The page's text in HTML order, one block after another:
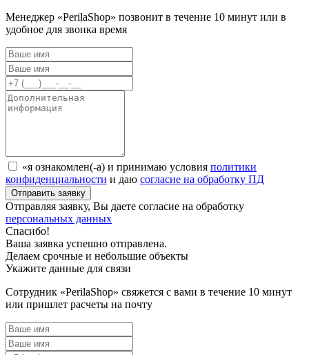
Менеджер «PerilaShop» позвонит в течение 10 минут или в
удобное для звонка время
«я ознакомлен(-а) и принимаю условия политики
конфиденциальности и даю согласие на обработку ПД
Отправляя заявку, Вы даете согласие на обработку
персональных данных
Спасибо!
Ваша заявка успешно отправлена.
Делаем срочные и небольшие объекты
Укажите данные для связи
Сотрудник «PerilaShop» свяжется с вами в течение 10 минут
или пришлет расчеты на почту